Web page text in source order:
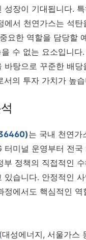
성장이 기대됩니다.
에서 천연가스는 석
요한 역할을 담당할
을 수 없는 요소입니다
바탕으로 꾸준한 배당
서의 투자 가치가 높
는 국내 천연가
터미널 운영부터 전국
부 정책의 직접적인
있습니다. 안정적인
정에서도 핵심적인 역
(대성에너지, 서울가스